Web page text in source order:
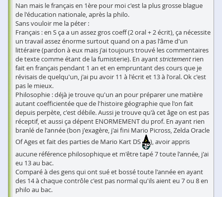
Nan mais le français en 1ère pour moi c'est la plus grosse blague
de l'éducation nationale, après la philo.
Sans vouloir me la péter :
Français : en S ça a un assez gros coeff (2 oral + 2 écrit), ça nécessite
un travail assez énorme surtout quand on a pas l'âme d'un
littéraire (pardon à eux mais j'ai toujours trouvé les commentaires
de texte comme étant de la fumisterie). En ayantstrictementrien
fait en français pendant 1 an et en empruntant des cours que je
révisais de quelqu'un, j'ai pu avoir 11 à l'écrit et 13 à l'oral. Ok c'est
pas le mieux.
Philosophie : déjà je trouve qu'un an pour préparer une matière
autant coefficientée que de l'histoire géographie que l'on fait
depuis perpète, c'est débile. Aussi je trouve qu'à cet âge on est pas
réceptif, et aussi ça dépent ENORMEMENT du prof. En ayant rien
branlé de l'année (bon j'exagère, j'ai fini Mario Picross, Zelda Oracle
Of Ages et fait des parties de Mario Kart DS
), avoir appris
aucune référence philosophique et m'être tapé 7 toute l'année, j'ai
eu 13 au bac.
Comparé à des gens qui ont sué et bossé toute l'année en ayant
des 14 à chaque contrôle c'est pas normal qu'ils aient eu 7 ou 8 en
philo au bac.